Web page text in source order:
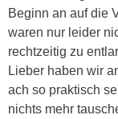
Beginn an auf die
waren nur leider
rechtzeitig zu
Lieber haben wir
ach so praktisch
nichts mehr